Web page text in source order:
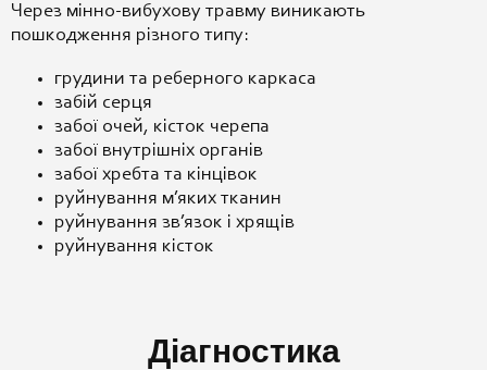
Через мінно-вибухову травму виникають
пошкодження різного типу:
грудини та реберного каркаса
забій серця
забої очей, кісток черепа
забої внутрішніх органів
забої хребта та кінцівок
руйнування м’яких тканин
руйнування зв’язок і хрящів
руйнування кісток
Діагностика